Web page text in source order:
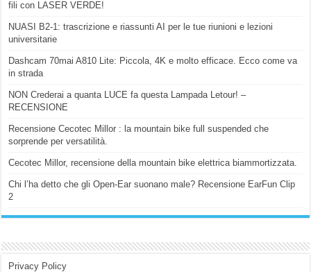
fili con LASER VERDE!
NUASI B2-1: trascrizione e riassunti AI per le tue riunioni e lezioni
universitarie
Dashcam 70mai A810 Lite: Piccola, 4K e molto efficace. Ecco come va
in strada
NON Crederai a quanta LUCE fa questa Lampada Letour! –
RECENSIONE
Recensione Cecotec Millor : la mountain bike full suspended che
sorprende per versatilità.
Cecotec Millor, recensione della mountain bike elettrica biammortizzata.
Chi l’ha detto che gli Open-Ear suonano male? Recensione EarFun Clip
2
Privacy Policy